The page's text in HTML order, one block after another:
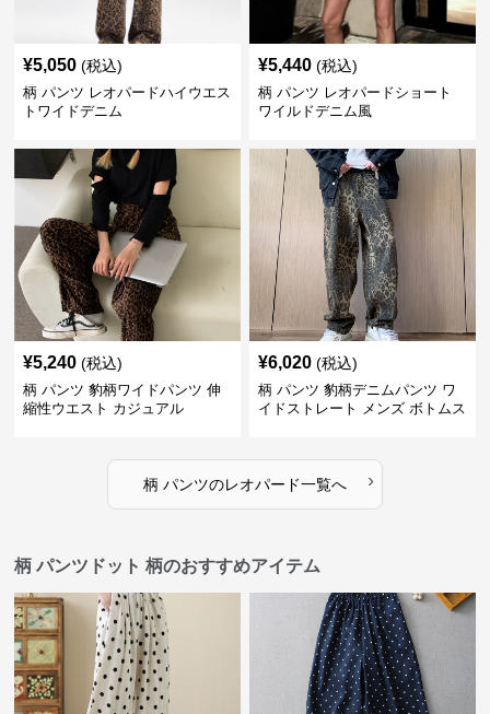
¥5,050 (税込)
柄 パンツ レオパードハイウエス
トワイドデニム
¥5,440 (税込)
柄 パンツ レオパードショート
ワイルドデニム風
¥5,240 (税込)
柄 パンツ 豹柄ワイドパンツ 伸
縮性ウエスト カジュアル
¥6,020 (税込)
柄 パンツ 豹柄デニムパンツ ワ
イドストレート メンズ ボトムス
柄 パンツのレオパード一覧へ ›
柄 パンツドット 柄のおすすめアイテム